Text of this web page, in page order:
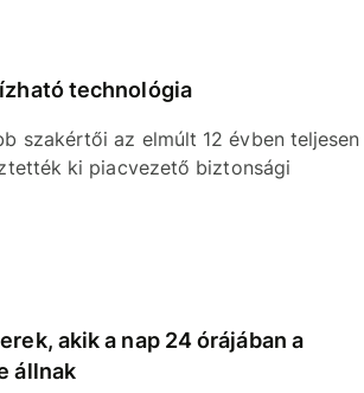
technológia
szakértői az elmúlt 12 évben teljesen
ki piacvezető biztonsági
akik a nap 24 órájában a
állnak